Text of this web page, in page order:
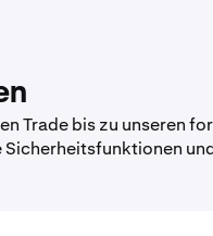
Trade bis zu unseren